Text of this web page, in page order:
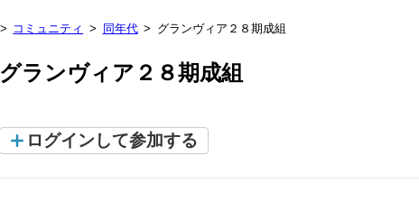
コミュニティ 同年代 グランヴィア２８期成組
グランヴィア２８期成組
ログインして参加する